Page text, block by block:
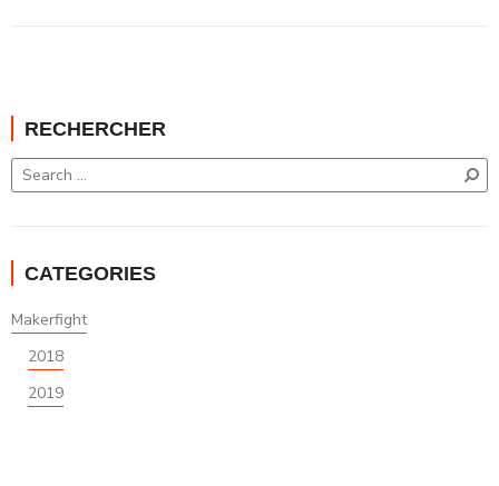
RECHERCHER
CATEGORIES
Makerfight
2018
2019